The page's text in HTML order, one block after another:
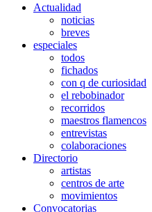
Actualidad
noticias
breves
especiales
todos
fichados
con q de curiosidad
el rebobinador
recorridos
maestros flamencos
entrevistas
colaboraciones
Directorio
artistas
centros de arte
movimientos
Convocatorias